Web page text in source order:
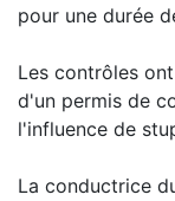
pour une durée
Les contrôles
d'un permis de
l'influence de
La conductrice